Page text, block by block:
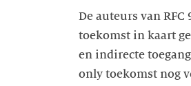
De auteurs van
toekomst in kaart
en indirecte
only toekomst nog